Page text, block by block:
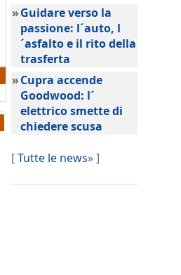
»Guidare verso la
passione: l´auto, l
´asfalto e il rito della
trasferta
»Cupra accende
Goodwood: l´
elettrico smette di
chiedere scusa
[Tutte le news» ]